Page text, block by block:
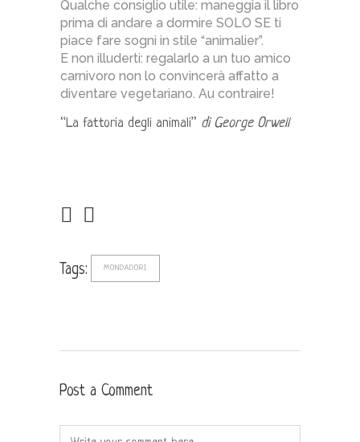
Qualche consiglio utile: maneggia il libro
prima di andare a dormire SOLO SE ti
piace fare sogni in stile “animalier”.
E non illuderti: regalarlo a un tuo amico
carnivoro non lo convincerà affatto a
diventare vegetariano. Au contraire!
“La fattoria degli animali” di George Orwell
Tags: MONDADORI
Post a Comment